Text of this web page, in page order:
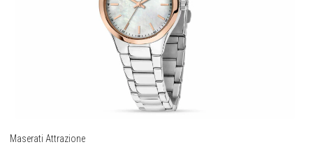
Maserati Attrazione